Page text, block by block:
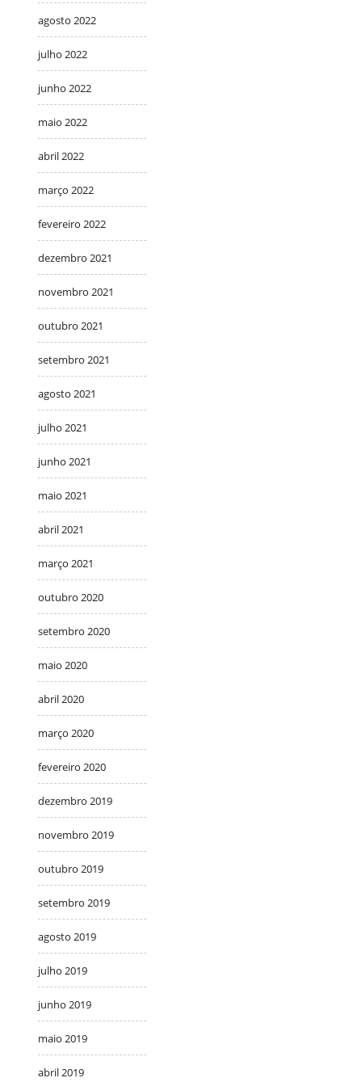
agosto 2022
julho 2022
junho 2022
maio 2022
abril 2022
março 2022
fevereiro 2022
dezembro 2021
novembro 2021
outubro 2021
setembro 2021
agosto 2021
julho 2021
junho 2021
maio 2021
abril 2021
março 2021
outubro 2020
setembro 2020
maio 2020
abril 2020
março 2020
fevereiro 2020
dezembro 2019
novembro 2019
outubro 2019
setembro 2019
agosto 2019
julho 2019
junho 2019
maio 2019
abril 2019